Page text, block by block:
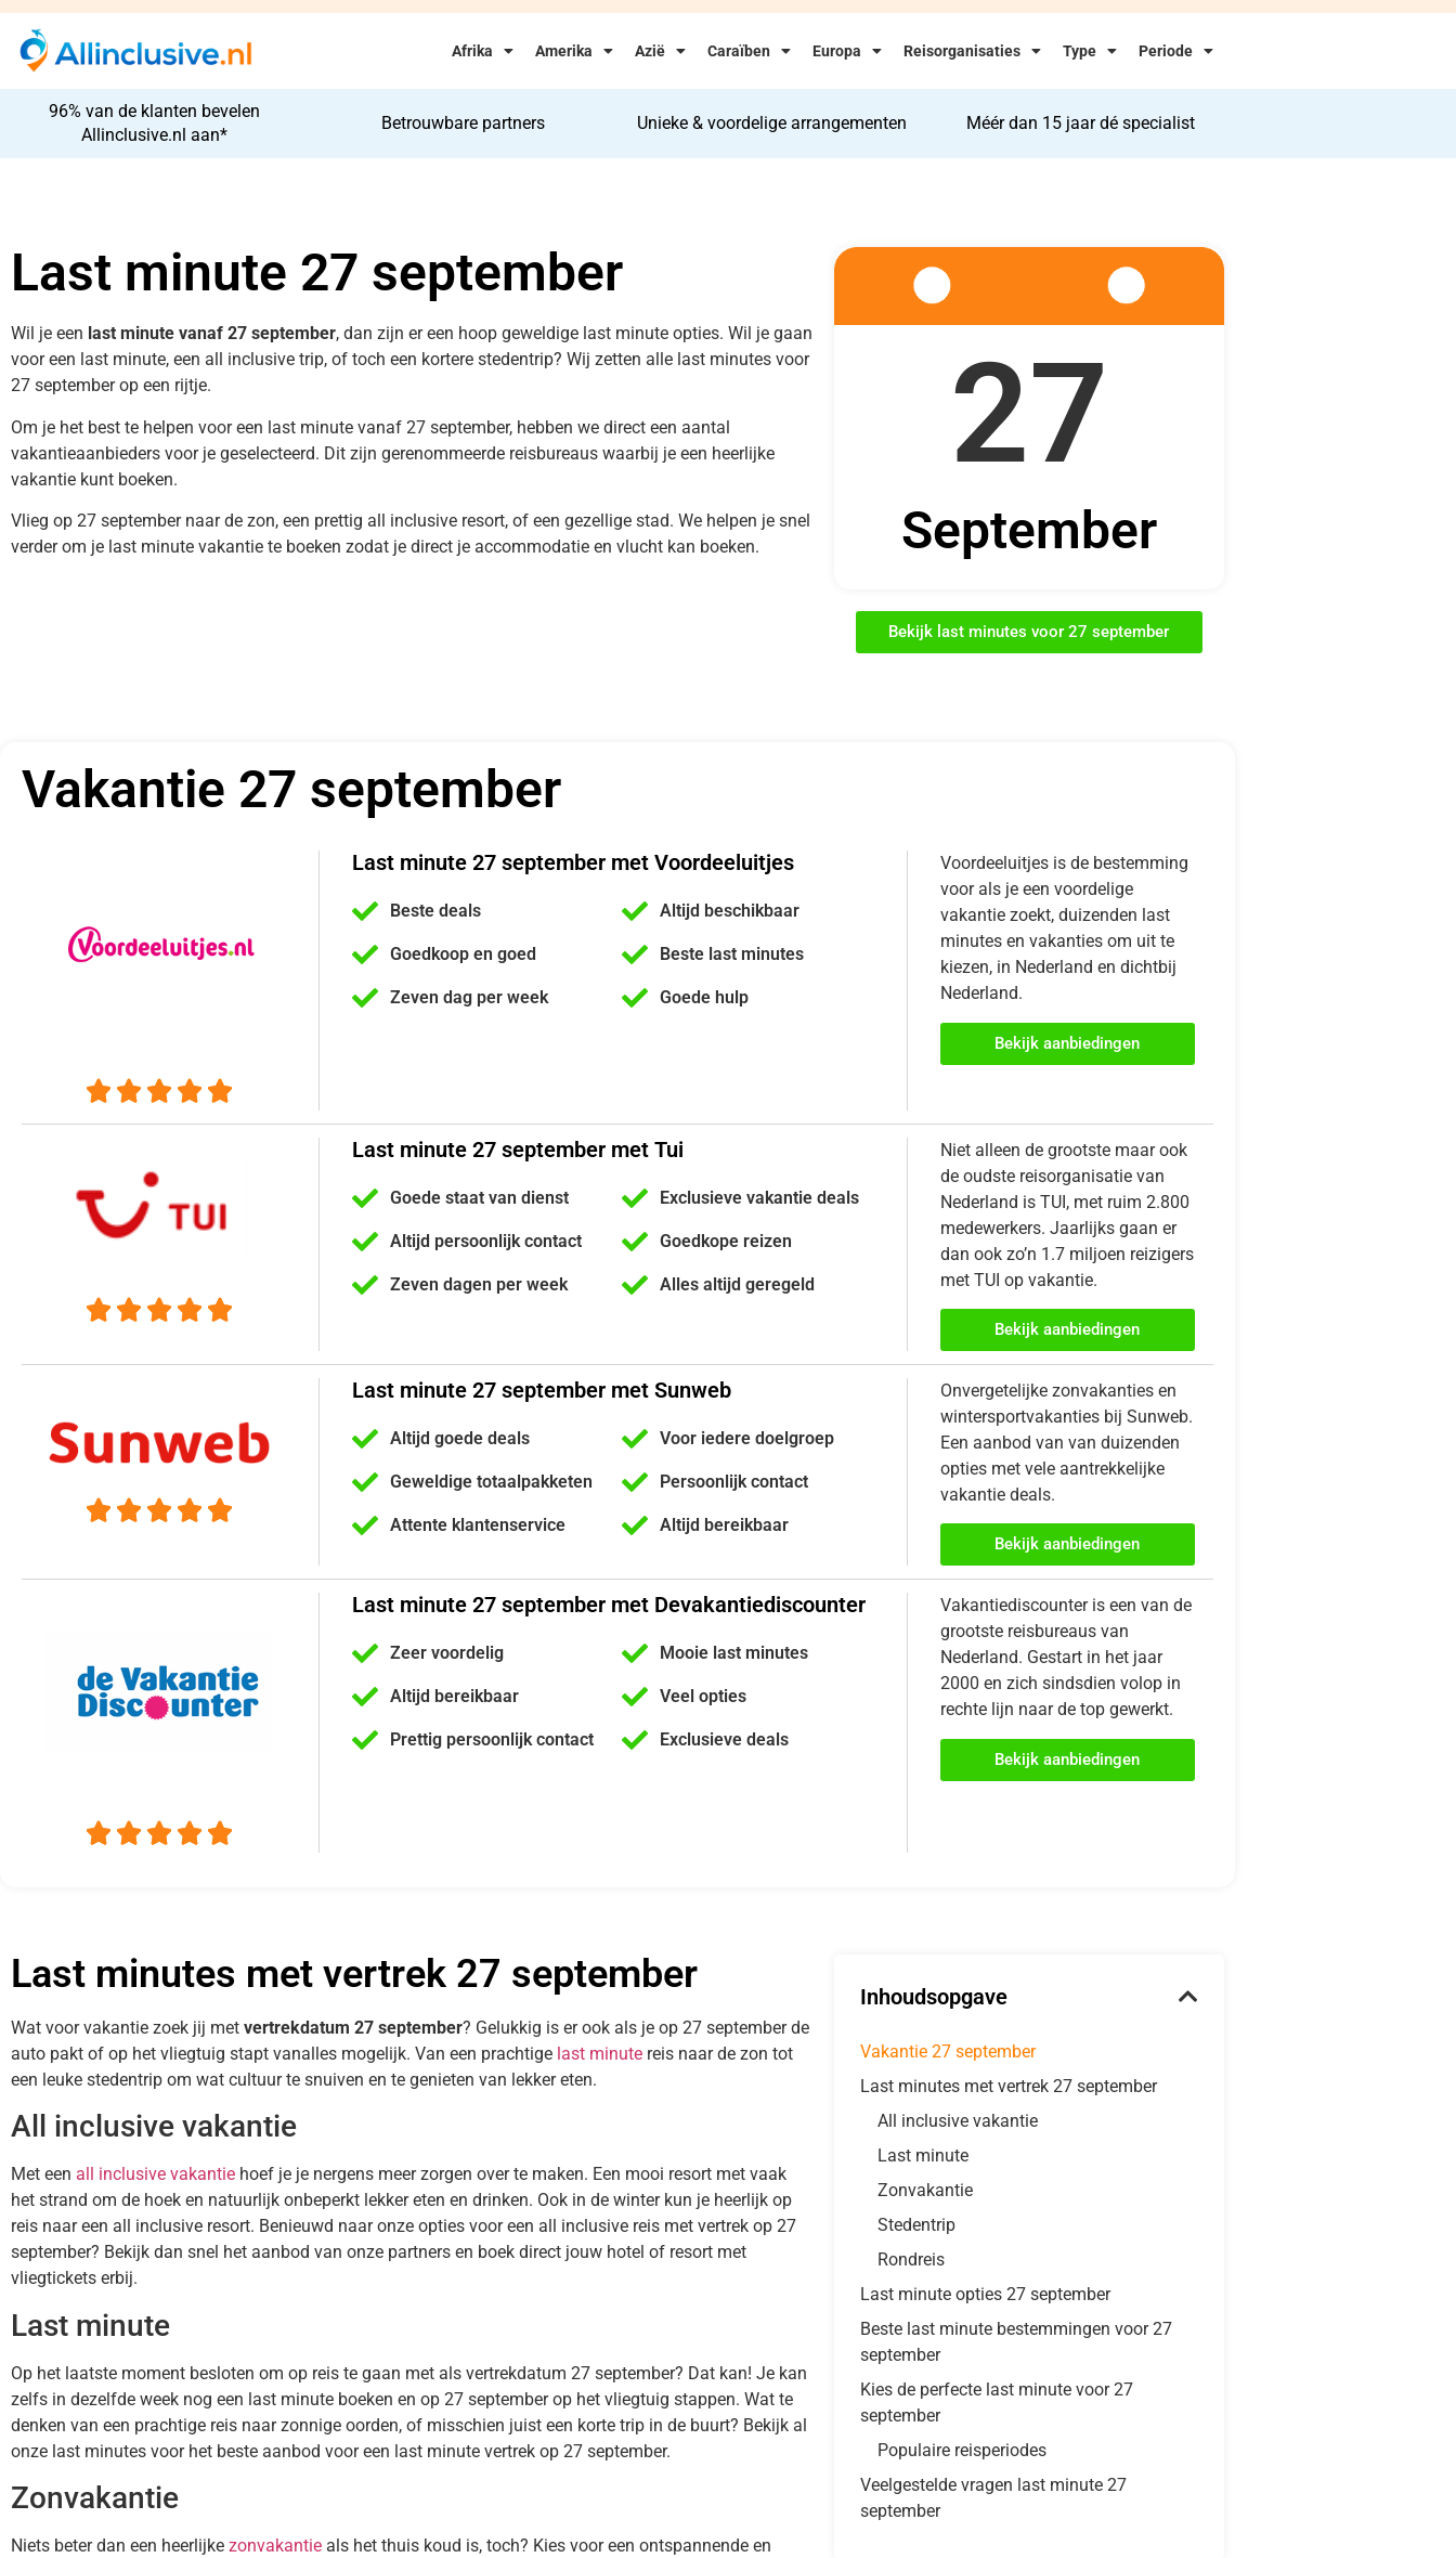
Afrika Amerika Azië Caraïben Europa Reisorganisaties Type Periode
96% van de klanten bevelen
Allinclusive.nl aan*
Betrouwbare partners Unieke & voordelige arrangementen Méér dan 15 jaar dé specialist
Last minute 27 september
Wil je een last minute vanaf 27 september, dan zijn er een hoop geweldige last minute opties. Wil je gaan
voor een last minute, een all inclusive trip, of toch een kortere stedentrip? Wij zetten alle last minutes voor
27 september op een rijtje.
Om je het best te helpen voor een last minute vanaf 27 september, hebben we direct een aantal
vakantieaanbieders voor je geselecteerd. Dit zijn gerenommeerde reisbureaus waarbij je een heerlijke
vakantie kunt boeken.
Vlieg op 27 september naar de zon, een prettig all inclusive resort, of een gezellige stad. We helpen je snel
verder om je last minute vakantie te boeken zodat je direct je accommodatie en vlucht kan boeken.
27
September
Bekijk last minutes voor 27 september
Vakantie 27 september
    
Last minute 27 september met Voordeeluitjes
Beste deals
Goedkoop en goed
Zeven dag per week
Altijd beschikbaar
Beste last minutes
Goede hulp
Voordeeluitjes is de bestemming
voor als je een voordelige
vakantie zoekt, duizenden last
minutes en vakanties om uit te
kiezen, in Nederland en dichtbij
Nederland.
Bekijk aanbiedingen
    
Last minute 27 september met Tui
Goede staat van dienst
Altijd persoonlijk contact
Zeven dagen per week
Exclusieve vakantie deals
Goedkope reizen
Alles altijd geregeld
Niet alleen de grootste maar ook
de oudste reisorganisatie van
Nederland is TUI, met ruim 2.800
medewerkers. Jaarlijks gaan er
dan ook zo’n 1.7 miljoen reizigers
met TUI op vakantie.
Bekijk aanbiedingen
    
Last minute 27 september met Sunweb
Altijd goede deals
Geweldige totaalpakketen
Attente klantenservice
Voor iedere doelgroep
Persoonlijk contact
Altijd bereikbaar
Onvergetelijke zonvakanties en
wintersportvakanties bij Sunweb.
Een aanbod van van duizenden
opties met vele aantrekkelijke
vakantie deals.
Bekijk aanbiedingen
    
Last minute 27 september met Devakantiediscounter
Zeer voordelig
Altijd bereikbaar
Prettig persoonlijk contact
Mooie last minutes
Veel opties
Exclusieve deals
Vakantiediscounter is een van de
grootste reisbureaus van
Nederland. Gestart in het jaar
2000 en zich sindsdien volop in
rechte lijn naar de top gewerkt.
Bekijk aanbiedingen
Last minutes met vertrek 27 september
Wat voor vakantie zoek jij met vertrekdatum 27 september? Gelukkig is er ook als je op 27 september de
auto pakt of op het vliegtuig stapt vanalles mogelijk. Van een prachtige last minute reis naar de zon tot
een leuke stedentrip om wat cultuur te snuiven en te genieten van lekker eten.
All inclusive vakantie
Met een all inclusive vakantie hoef je je nergens meer zorgen over te maken. Een mooi resort met vaak
het strand om de hoek en natuurlijk onbeperkt lekker eten en drinken. Ook in de winter kun je heerlijk op
reis naar een all inclusive resort. Benieuwd naar onze opties voor een all inclusive reis met vertrek op 27
september? Bekijk dan snel het aanbod van onze partners en boek direct jouw hotel of resort met
vliegtickets erbij.
Last minute
Op het laatste moment besloten om op reis te gaan met als vertrekdatum 27 september? Dat kan! Je kan
zelfs in dezelfde week nog een last minute boeken en op 27 september op het vliegtuig stappen. Wat te
denken van een prachtige reis naar zonnige oorden, of misschien juist een korte trip in de buurt? Bekijk al
onze last minutes voor het beste aanbod voor een last minute vertrek op 27 september.
Zonvakantie
Niets beter dan een heerlijke zonvakantie als het thuis koud is, toch? Kies voor een ontspannende en
Inhoudsopgave
Vakantie 27 september
Last minutes met vertrek 27 september
All inclusive vakantie
Last minute
Zonvakantie
Stedentrip
Rondreis
Last minute opties 27 september
Beste last minute bestemmingen voor 27
september
Kies de perfecte last minute voor 27
september
Populaire reisperiodes
Veelgestelde vragen last minute 27
september